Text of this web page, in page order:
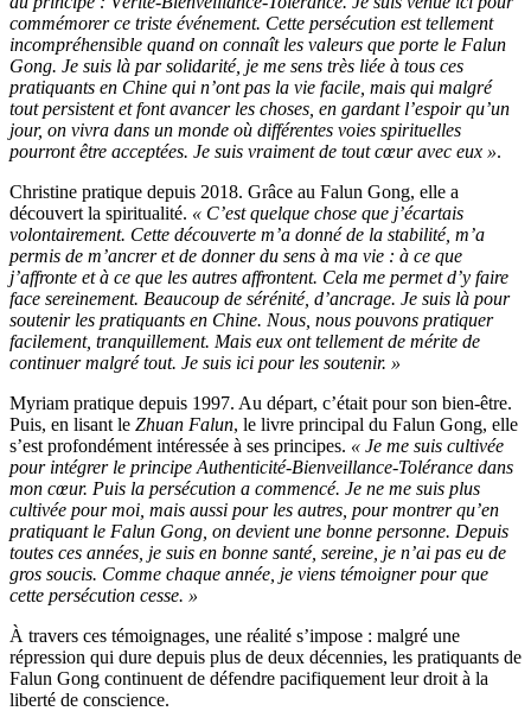
commémorer ce triste événement. Cette persécution est tellement
incompréhensible quand on connaît les valeurs que porte le Falun
Gong. Je suis là par solidarité, je me sens très liée à tous ces
pratiquants en Chine qui n’ont pas la vie facile, mais qui malgré
tout persistent et font avancer les choses, en gardant l’espoir qu’un
jour, on vivra dans un monde où différentes voies spirituelles
pourront être acceptées. Je suis vraiment de tout cœur avec eux ».
Christine pratique depuis 2018. Grâce au Falun Gong, elle a
découvert la spiritualité. « C’est quelque chose que j’écartais
volontairement. Cette découverte m’a donné de la stabilité, m’a
permis de m’ancrer et de donner du sens à ma vie : à ce que
j’affronte et à ce que les autres affrontent. Cela me permet d’y faire
face sereinement. Beaucoup de sérénité, d’ancrage. Je suis là pour
soutenir les pratiquants en Chine. Nous, nous pouvons pratiquer
facilement, tranquillement. Mais eux ont tellement de mérite de
continuer malgré tout. Je suis ici pour les soutenir. »
Myriam pratique depuis 1997. Au départ, c’était pour son bien-être.
Puis, en lisant le Zhuan Falun, le livre principal du Falun Gong, elle
s’est profondément intéressée à ses principes. « Je me suis cultivée
pour intégrer le principe Authenticité-Bienveillance-Tolérance dans
mon cœur. Puis la persécution a commencé. Je ne me suis plus
cultivée pour moi, mais aussi pour les autres, pour montrer qu’en
pratiquant le Falun Gong, on devient une bonne personne. Depuis
toutes ces années, je suis en bonne santé, sereine, je n’ai pas eu de
gros soucis. Comme chaque année, je viens témoigner pour que
cette persécution cesse. »
À travers ces témoignages, une réalité s’impose : malgré une
répression qui dure depuis plus de deux décennies, les pratiquants de
Falun Gong continuent de défendre pacifiquement leur droit à la
liberté de conscience.